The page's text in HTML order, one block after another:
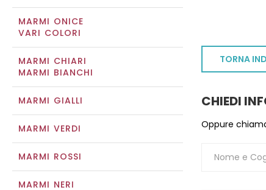
MARMI ONICE
VARI COLORI
MARMI CHIARI
MARMI BIANCHI
MARMI GIALLI
MARMI VERDI
MARMI ROSSI
MARMI NERI
TORNA
CHIEDI
Oppure